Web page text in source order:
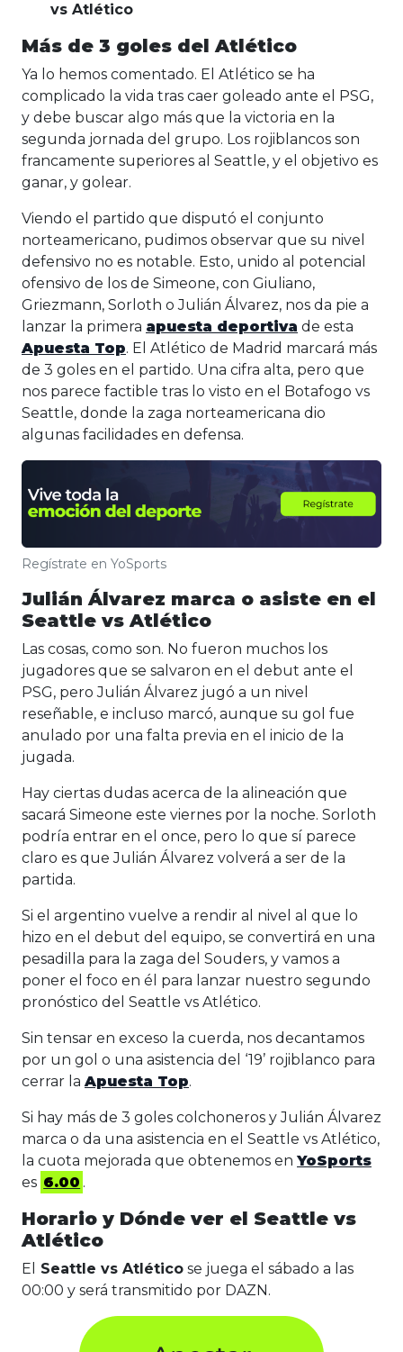
vs Atlético
Más de 3 goles del Atlético
Ya lo hemos comentado. El Atlético se ha
complicado la vida tras caer goleado ante el PSG,
y debe buscar algo más que la victoria en la
segunda jornada del grupo. Los rojiblancos son
francamente superiores al Seattle, y el objetivo es
ganar, y golear.
Viendo el partido que disputó el conjunto
norteamericano, pudimos observar que su nivel
defensivo no es notable. Esto, unido al potencial
ofensivo de los de Simeone, con Giuliano,
Griezmann, Sorloth o Julián Álvarez, nos da pie a
lanzar la primera apuesta deportiva de esta
Apuesta Top. El Atlético de Madrid marcará más
de 3 goles en el partido. Una cifra alta, pero que
nos parece factible tras lo visto en el Botafogo vs
Seattle, donde la zaga norteamericana dio
algunas facilidades en defensa.
Regístrate en YoSports
Julián Álvarez marca o asiste en el
Seattle vs Atlético
Las cosas, como son. No fueron muchos los
jugadores que se salvaron en el debut ante el
PSG, pero Julián Álvarez jugó a un nivel
reseñable, e incluso marcó, aunque su gol fue
anulado por una falta previa en el inicio de la
jugada.
Hay ciertas dudas acerca de la alineación que
sacará Simeone este viernes por la noche. Sorloth
podría entrar en el once, pero lo que sí parece
claro es que Julián Álvarez volverá a ser de la
partida.
Si el argentino vuelve a rendir al nivel al que lo
hizo en el debut del equipo, se convertirá en una
pesadilla para la zaga del Souders, y vamos a
poner el foco en él para lanzar nuestro segundo
pronóstico del Seattle vs Atlético.
Sin tensar en exceso la cuerda, nos decantamos
por un gol o una asistencia del ‘19’ rojiblanco para
cerrar laApuesta Top.
Si hay más de 3 goles colchoneros y Julián Álvarez
marca o da una asistencia en el Seattle vs Atlético,
la cuota mejorada que obtenemos en YoSports
es 6.00 .
Horario y Dónde ver el Seattle vs
Atlético
El Seattle vs Atlético se juega el sábado a las
00:00 y será transmitido por DAZN.